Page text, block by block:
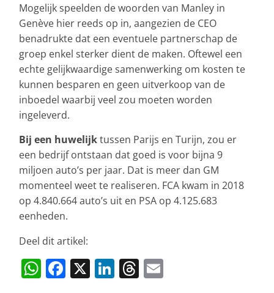
Mogelijk speelden de woorden van Manley in
Genève hier reeds op in, aangezien de CEO
benadrukte dat een eventuele partnerschap de
groep enkel sterker dient de maken. Oftewel een
echte gelijkwaardige samenwerking om kosten te
kunnen besparen en geen uitverkoop van de
inboedel waarbij veel zou moeten worden
ingeleverd.
Bij een huwelijktussen Parijs en Turijn, zou er
een bedrijf ontstaan dat goed is voor bijna 9
miljoen auto’s per jaar. Dat is meer dan GM
momenteel weet te realiseren. FCA kwam in 2018
op 4.840.664 auto’s uit en PSA op 4.125.683
eenheden.
Deel dit artikel:
W F X Li T